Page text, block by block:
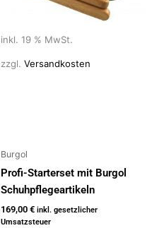
inkl. 19 % MwSt.
zzgl. Versandkosten
Burgol
Profi-Starterset mit Burgol
Schuhpflegeartikeln
169,00 € inkl. gesetzlicher
Umsatzsteuer